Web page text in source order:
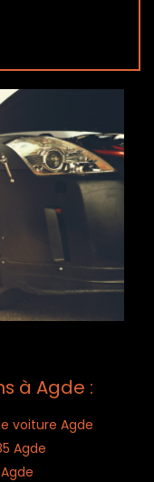
à Agde :
voiture Agde
Agde